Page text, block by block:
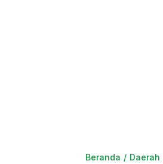
Beranda Daerah